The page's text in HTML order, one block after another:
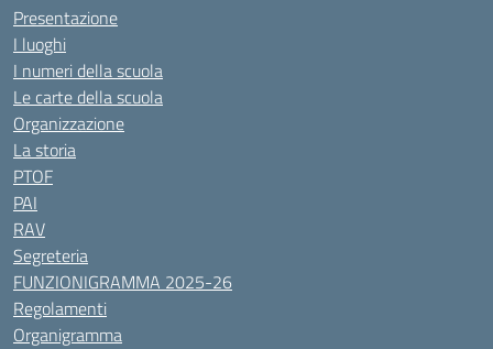
Presentazione
I luoghi
I numeri della scuola
Le carte della scuola
Organizzazione
La storia
PTOF
PAI
RAV
Segreteria
FUNZIONIGRAMMA 2025-26
Regolamenti
Organigramma